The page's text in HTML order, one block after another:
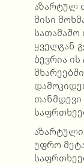
აზარტულ
მისი
სათამაშო
ყველგან
ბევრია
აზარტული
უფრო